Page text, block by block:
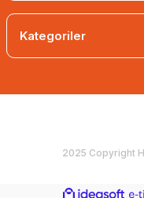
Kategoriler
2025 Copyright